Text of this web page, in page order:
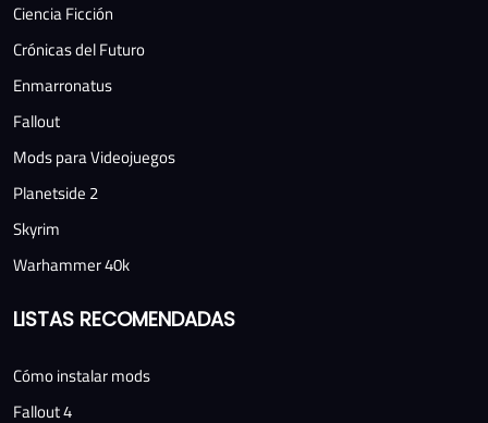
Ciencia Ficción
Crónicas del Futuro
Enmarronatus
Fallout
Mods para Videojuegos
Planetside 2
Skyrim
Warhammer 40k
LISTAS RECOMENDADAS
Cómo instalar mods
Fallout 4